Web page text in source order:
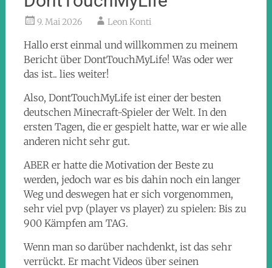
9. Mai 2026 Leon Konti
Hallo erst einmal und willkommen zu meinem
Bericht über DontTouchMyLife! Was oder wer
das ist.. lies weiter!
Also, DontTouchMyLife ist einer der besten
deutschen Minecraft-Spieler der Welt. In den
ersten Tagen, die er gespielt hatte, war er wie alle
anderen nicht sehr gut.
ABER er hatte die Motivation der Beste zu
werden, jedoch war es bis dahin noch ein langer
Weg und deswegen hat er sich vorgenommen,
sehr viel pvp (player vs player) zu spielen: Bis zu
900 Kämpfen am TAG.
Wenn man so darüber nachdenkt, ist das sehr
verrückt. Er macht Videos über seinen